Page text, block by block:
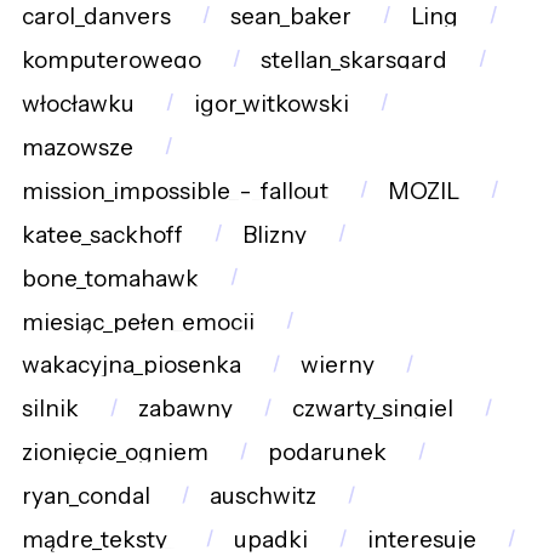
carol_danvers
sean_baker
Ling
komputerowego
stellan_skarsgard
włocławku
igor_witkowski
mazowsze
mission_impossible_-_fallout
MOZIL
katee_sackhoff
Blizny
bone_tomahawk
miesiąc_pełen_emocji
wakacyjna_piosenka
wierny
silnik
zabawny
czwarty_singiel
zionięcie_ogniem
podarunek
ryan_condal
auschwitz
mądre_teksty_
upadki
interesuje